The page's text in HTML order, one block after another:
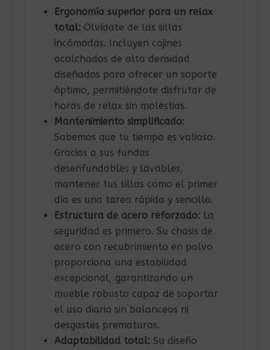
Ergonomía superior para un relax
total:Olvídate de las sillas
incómodas. Incluyen cojines
acolchados de alta densidad
diseñados para ofrecer un soporte
óptimo, permitiéndote disfrutar de
horas de relax sin molestias.
Mantenimiento simplificado:
Sabemos que tu tiempo es valioso.
Gracias a sus fundas
desenfundables y lavables,
mantener tus sillas como el primer
día es una tarea rápida y sencilla.
Estructura de acero reforzado:La
seguridad es primero. Su chasis de
acero con recubrimiento en polvo
proporciona una estabilidad
excepcional, garantizando un
mueble robusto capaz de soportar
el uso diario sin balanceos ni
desgastes prematuros.
Adaptabilidad total:Su diseño